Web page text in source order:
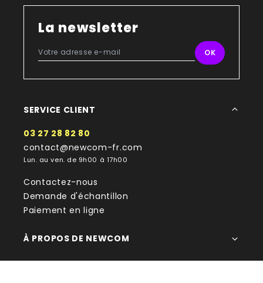
La newsletter
SERVICE CLIENT
03 27 28 82 80
contact@newcom-fr.com
Lun. au ven. de 9h00 à 17h00
Contactez-nous
Demande d'échantillon
Paiement en ligne
À PROPOS DE NEWCOM